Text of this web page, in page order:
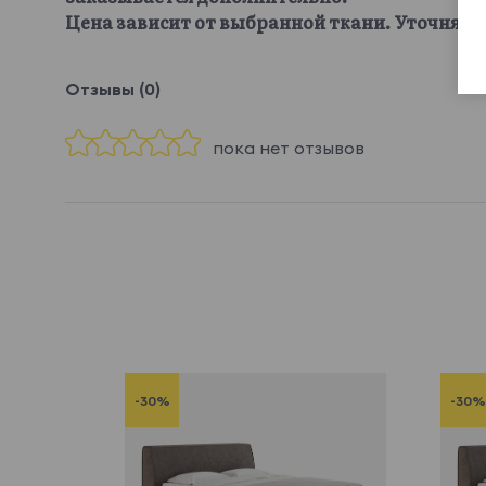
Цена зависит от выбранной ткани.
Отзывы (0)
пока нет отзывов
-30% -30%